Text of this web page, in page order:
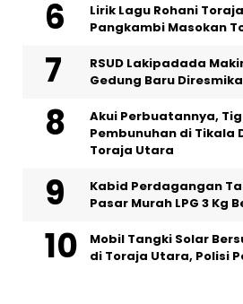
Lirik Lagu Rohani
Pangkambi Masokan
RSUD Lakipadada
Gedung Baru
Akui Perbuatannya,
Pembunuhan di Tikala
Toraja Utara
Kabid Perdagangan
Pasar Murah LPG 3 Kg
Mobil Tangki Solar
di Toraja Utara, Polisi